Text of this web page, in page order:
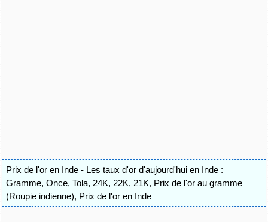
Prix de l'or en Inde - Les taux d'or d'aujourd'hui en Inde :
Gramme, Once, Tola, 24K, 22K, 21K, Prix de l'or au gramme
(Roupie indienne), Prix de l'or en Inde